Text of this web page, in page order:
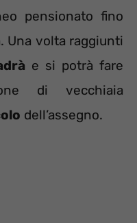
pensionato fino
Una volta raggiunti
e si potrà fare
di vecchiaia
dell’assegno.